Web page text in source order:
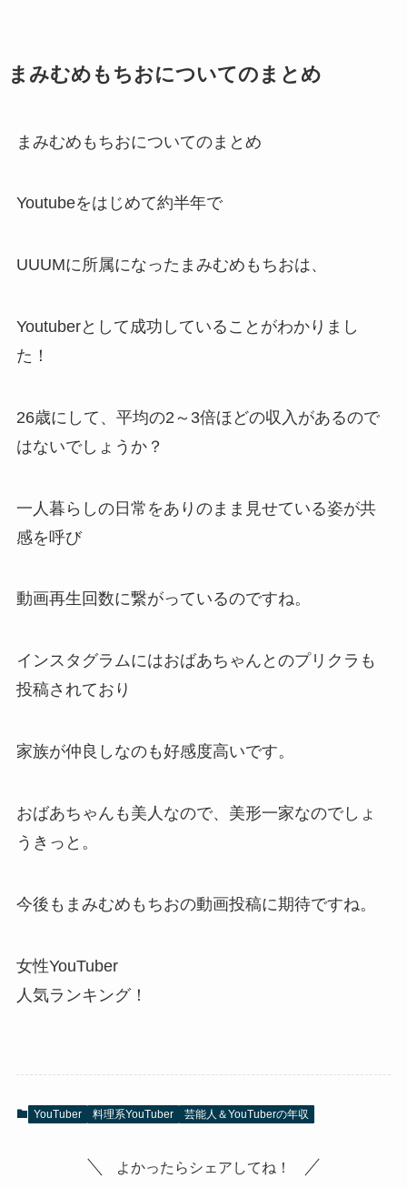
まみむめもちおについてのまとめ
まみむめもちおについてのまとめ
Youtubeをはじめて約半年で
UUUMに所属になったまみむめもちおは、
Youtuberとして成功していることがわかりまし
た！
26歳にして、平均の2～3倍ほどの収入があるので
はないでしょうか？
一人暮らしの日常をありのまま見せている姿が共
感を呼び
動画再生回数に繋がっているのですね。
インスタグラムにはおばあちゃんとのプリクラも
投稿されており
家族が仲良しなのも好感度高いです。
おばあちゃんも美人なので、美形一家なのでしょ
うきっと。
今後もまみむめもちおの動画投稿に期待ですね。
女性YouTuber
人気ランキング！
YouTuber 料理系YouTuber 芸能人＆YouTuberの年収
よかったらシェアしてね！